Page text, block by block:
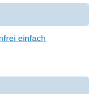
einfach